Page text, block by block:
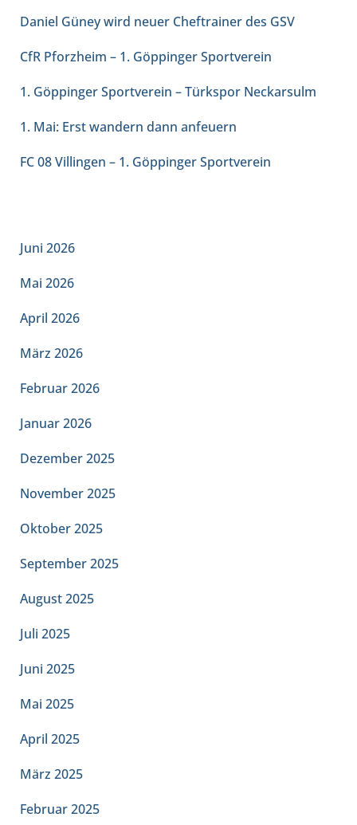
Daniel Güney wird neuer Cheftrainer des GSV
CfR Pforzheim – 1. Göppinger Sportverein
1. Göppinger Sportverein – Türkspor Neckarsulm
1. Mai: Erst wandern dann anfeuern
FC 08 Villingen – 1. Göppinger Sportverein
Juni 2026
Mai 2026
April 2026
März 2026
Februar 2026
Januar 2026
Dezember 2025
November 2025
Oktober 2025
September 2025
August 2025
Juli 2025
Juni 2025
Mai 2025
April 2025
März 2025
Februar 2025